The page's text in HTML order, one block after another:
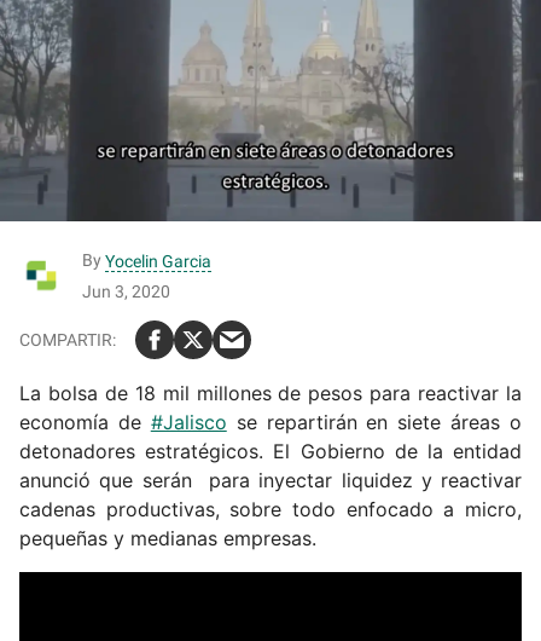
By Yocelin Garcia
Jun 3, 2020
La bolsa de 18 mil millones de pesos para reactivar la
economía de #Jalisco se repartirán en siete áreas o
detonadores estratégicos. El Gobierno de la entidad
anunció que serán para inyectar liquidez y reactivar
cadenas productivas, sobre todo enfocado a micro,
pequeñas y medianas empresas.